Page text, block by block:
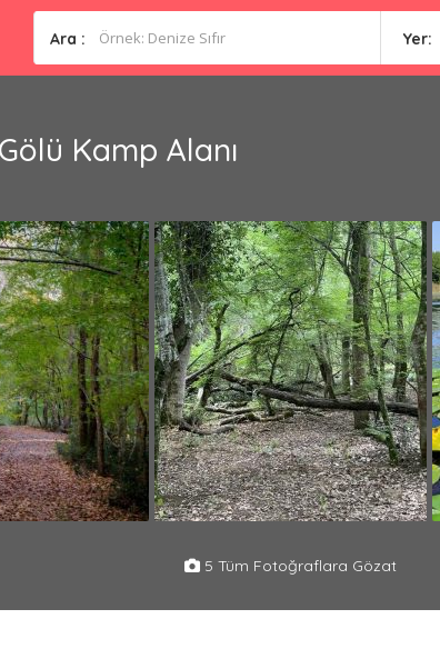
Ara : Yer:
Kamp Alanı
5 Tüm Fotoğraflara Gözat